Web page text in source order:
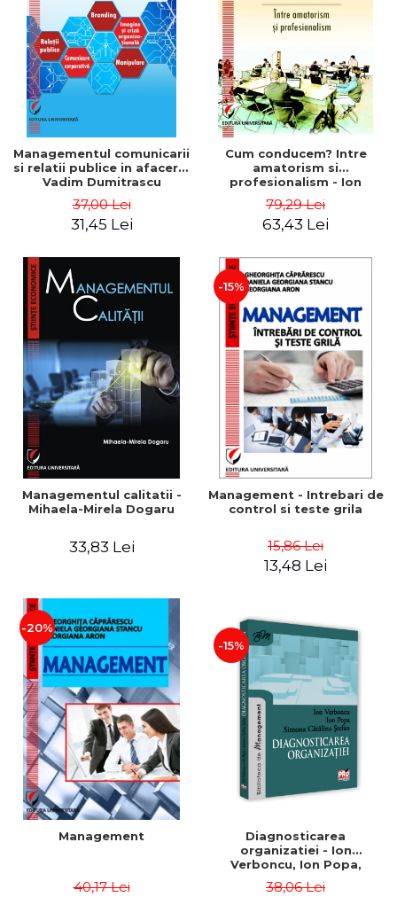
ADMINISTRATIVE
ȘTIINȚE ECONOMICE
ȘTIINȚE EXACTE
EDUCAȚIE FIZICĂ ȘI SPORT
PREUNIVERSITARIA
TIMP LIBER
ÎN CURS DE APARIȚIE
NOUTĂȚI
PACHETE DE STUDIU
PROMOȚIILE LUNII
ULTIMELE EXEMPLARE
Cum Cumpăr
Livrare
Politica de Retur
Formular de Retur
Distribuitori
Managementul comunicarii
si relatii publice in afaceri -
Vadim Dumitrascu
37,00 Lei
31,45 Lei
Cum conducem? Intre
amatorism si
profesionalism - Ion
79,29 Lei
63,43 Lei
Managementul calitatii -
Mihaela-Mirela Dogaru
33,83 Lei
-15%
Management - Intrebari de
control si teste grila
15,86 Lei
13,48 Lei
-20%
Management
40,17 Lei
-15%
Diagnosticarea
organizatiei - Ion
Verboncu, Ion Popa,
38,06 Lei